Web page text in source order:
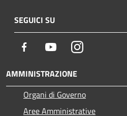
SEGUICI SU
Facebook YoutubeInstagram
AMMINISTRAZIONE
Organi di Governo
Aree Amministrative